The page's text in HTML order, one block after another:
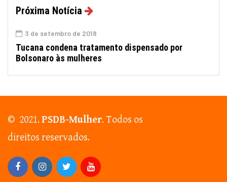
Próxima Notícia
3 de setembro de 2018
Tucana condena tratamento dispensado por
Bolsonaro às mulheres
© 2021.PSDB-Mulher. Todos os
direitos reservados.